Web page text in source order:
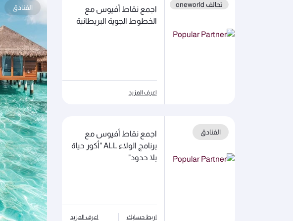
الفنادق تحالف oneworld
اجمع نقاط أفيوس مع
الخطوط الجوية البريطانية
اعرف المزيد
الفنادق
اجمع نقاط أفيوس مع
برنامج الولاء ALL "أكور حياة
بلا حدود"
اربط حسابك اعرف المزيد